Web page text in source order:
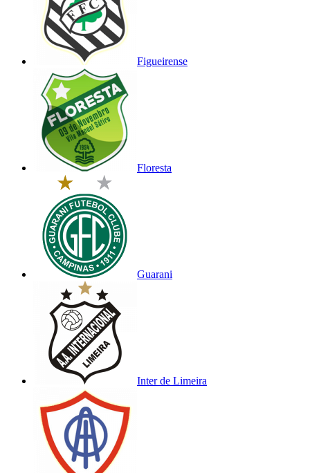
Figueirense
Floresta
Guarani
Inter de Limeira